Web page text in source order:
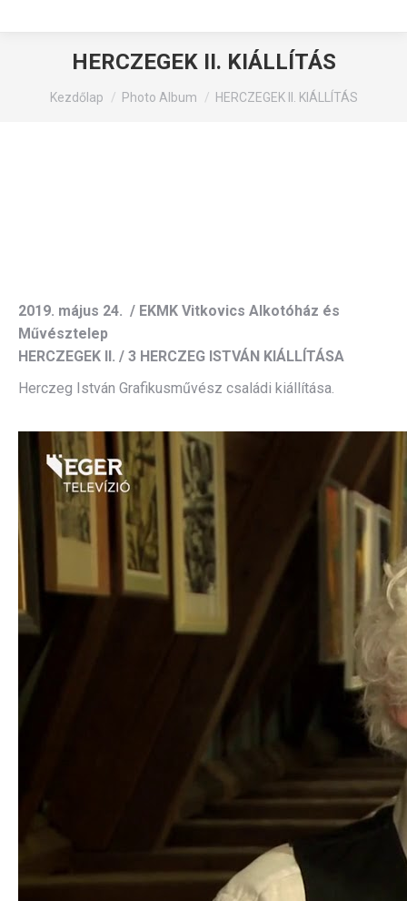
HERCZEGEK II. KIÁLLÍTÁS
You are here:
Kezdőlap Photo Album HERCZEGEK II. KIÁLLÍTÁS
2019. május 24. / EKMK Vitkovics Alkotóház és
Művésztelep
HERCZEGEK II. / 3 HERCZEG ISTVÁN KIÁLLÍTÁSA
Herczeg István Grafikusművész családi kiállítása.